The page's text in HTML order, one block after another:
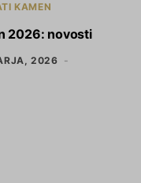
KAMEN
2026: novosti
2026